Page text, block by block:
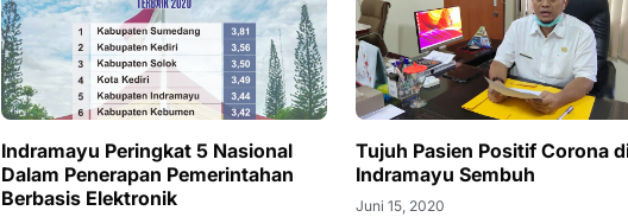
Indramayu Peringkat 5 Nasional
Dalam Penerapan Pemerintahan
Berbasis Elektronik
Tujuh Pasien Positif Corona
Indramayu Sembuh
Juni 15, 2020